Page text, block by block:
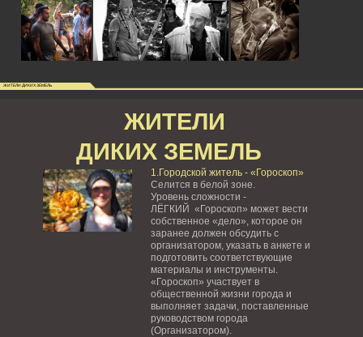
ЖИТЕЛИ ДИКИХ ЗЕМЕЛЬ
ЖИТЕЛИ
ДИКИХ ЗЕМЕЛЬ
1.Городской житель - «Гороскоп»
Селится в белой зоне.
Уровень сложности -
ЛЁГКИЙ «Гороскоп» может вести
собственное «дело», которое он
заранее должен обсудить с
организатором, указать в анкете и
подготовить соответствующие
материалы и инструменты.
«Гороскоп» участвует в
общественной жизни города и
выполняет задачи, поставленные
руководством города
(Организатором).